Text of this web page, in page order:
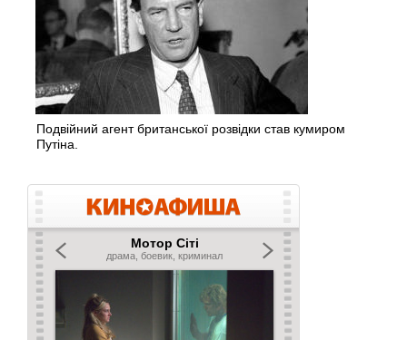
Подвійний агент британської розвідки став кумиром
Путіна.